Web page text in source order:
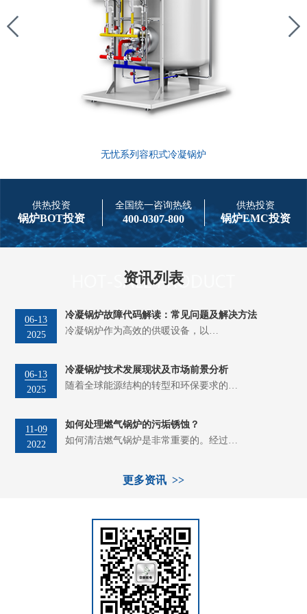
无忧系列容积式冷凝锅炉
供热投资
锅炉BOT投资
全国统一咨询热线
400-0307-800
供热投资
锅炉EMC投资
资讯列表
06-13
2025
冷凝锅炉故障代码解读：常见问题及解决方法
冷凝锅炉作为高效的供暖设备，以…
06-13
2025
冷凝锅炉技术发展现状及市场前景分析
随着全球能源结构的转型和环保要求的…
11-09
2022
如何处理燃气锅炉的污垢锈蚀？
如何清洁燃气锅炉是非常重要的。经过…
更多资讯 >>